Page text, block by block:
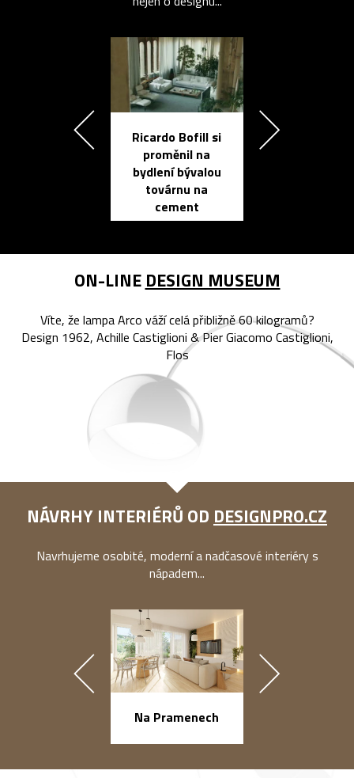
Ricardo Bofill si
proměnil na
bydlení bývalou
továrnu na
cement
ON-LINE DESIGN MUSEUM
Víte, že lampa Arco váží celá přibližně 60 kilogramů?
Design 1962, Achille Castiglioni & Pier Giacomo Castiglioni,
Flos
NÁVRHY INTERIÉRŮ OD DESIGNPRO.CZ
Navrhujeme osobité, moderní a nadčasové interiéry s
nápadem...
Na Pramenech